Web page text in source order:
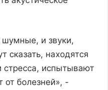
шумные, и звуки,
сказать, находятся
стресса, испытывают
от болезней», -